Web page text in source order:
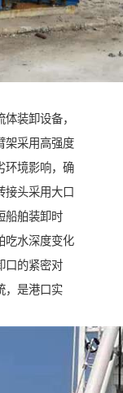
装卸设备，
架采用高强度
环境影响，确
接头采用大口
船舶装卸时
吃水深度变化
口的紧密对
，是港口实